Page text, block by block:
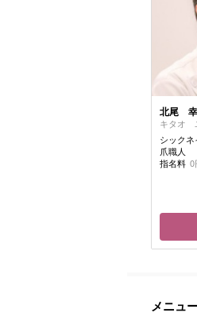
北尾
キタオ
シック
爪職人
指名料 0
メニュ